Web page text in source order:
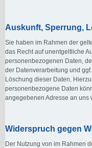
Auskunft, Sperrung,
Sie haben im Rahmen der
das Recht auf unentgeltliche
personenbezogenen Daten,
der Datenverarbeitung und
Löschung dieser Daten.
personenbezogene Daten
angegebenen Adresse an uns
Widerspruch gegen
Der Nutzung von im Rahmen